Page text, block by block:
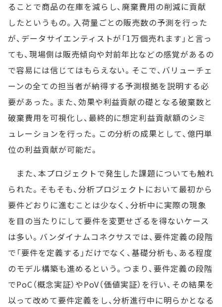
ることで商品の在庫を減らし、廃棄費用の削減に貢献
したというもの。入荷量ごとの販売数の予測を行った
が、データサイエンティストが「1万個売れます」と言っ
ても、現場側は販売傾向や対前年比などの感覚があるの
で容易には信じてはもらえない。そこで、バリューチェ
ーンの全ての担当者が納得する予測根拠を説明する必
要があった。また、効果や利益貢献の礎となる破棄数と
破棄費用を可視化し、最終的に想定利益貢献額のシミ
ュレーションを行った。この分析の成果として、億円単
位の利益貢献が可能だ。
また、本プロジェクトで発生した課題についても触れ
られた。そもそも、分析プロジェクトにおいて最初から
要件どおりに進むことは少なく、分析中に実際の現象
を目の当たりにして要件を変更せざるを得ないケース
は多い。バンダイナムコネクサスでは、要件定義の段階
で「要件を定義する」だけでなく、基礎分析も、ある程度
のモデル構築も進めるという。つまり、要件定義の段階
でPoC（概念実証）やPoV（価値実証）を行い、その結果を
以って改めて要件定義をし、分析進行中に明らかとなる